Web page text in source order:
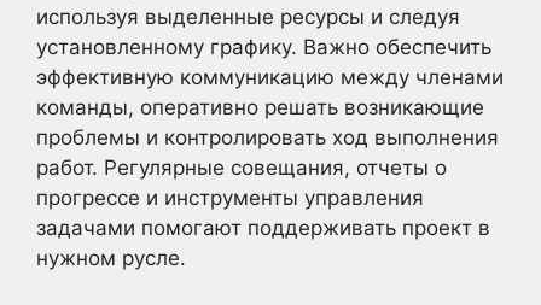
используя выделенные ресурсы и следуя
установленному графику. Важно обеспечить
эффективную коммуникацию между членами
команды, оперативно решать возникающие
проблемы и контролировать ход выполнения
работ. Регулярные совещания, отчеты о
прогрессе и инструменты управления
задачами помогают поддерживать проект в
нужном русле.